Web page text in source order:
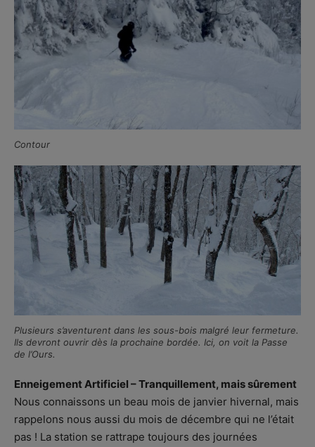
Contour
Plusieurs s’aventurent dans les sous-bois malgré leur fermeture.
Ils devront ouvrir dès la prochaine bordée. Ici, on voit la Passe
de l’Ours.
Enneigement Artificiel – Tranquillement, mais sûrement
Nous connaissons un beau mois de janvier hivernal, mais
rappelons nous aussi du mois de décembre qui ne l’était
pas ! La station se rattrape toujours des journées